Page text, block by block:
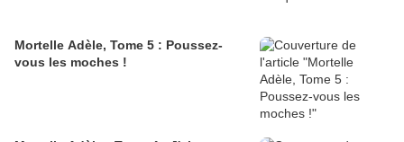
Mortelle Adèle, Tome 5 : Poussez-
vous les moches !